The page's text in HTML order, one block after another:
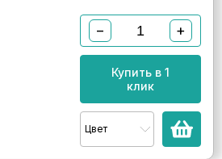
− +
Купить в 1
клик
Цвет